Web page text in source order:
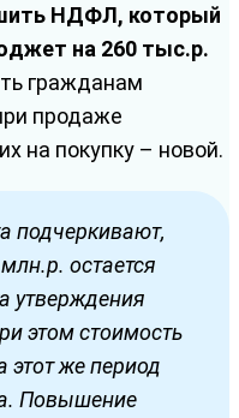
НДФЛ, который
на 260 тыс.р.
гражданам
продаже
на покупку – новой.
подчеркивают,
остается
утверждения
этом стоимость
этот же период
Повышение